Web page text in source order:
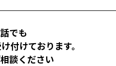
でも
付けております。
談ください